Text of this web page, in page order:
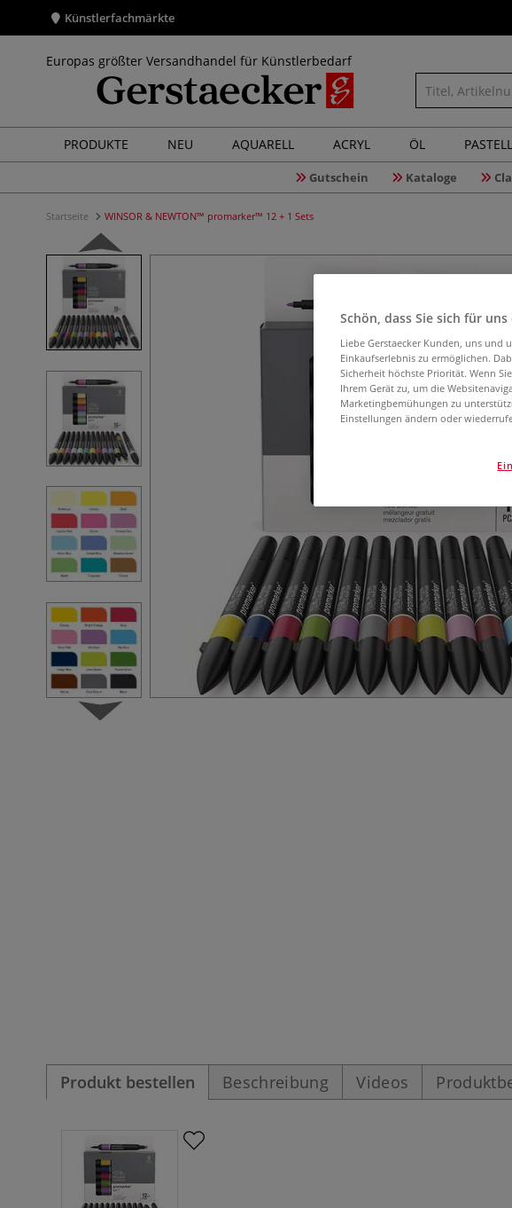
Künstlerfachmärkte
Europas größter Versandhandel für Künstlerbedarf
PRODUKTE NEU AQUARELL ACRYL ÖL PASTELL
Gutschein Kataloge
Startseite WINSOR & NEWTON™ promarker™ 12 + 1 Sets
Produkt bestellen Beschreibung Videos
Schön, dass Sie sich für
Liebe Gerstaecker Kunden, uns und
Einkaufserlebnis zu ermöglichen.
Sicherheit höchste Priorität. Wenn
Ihrem Gerät zu, um die
Marketingbemühungen zu
Einstellungen ändern oder